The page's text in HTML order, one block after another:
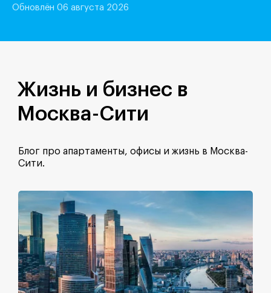
Обновлён 06 августа 2026
Жизнь и бизнес в
Москва-Сити
Блог про апартаменты, офисы и жизнь в Москва-
Сити.